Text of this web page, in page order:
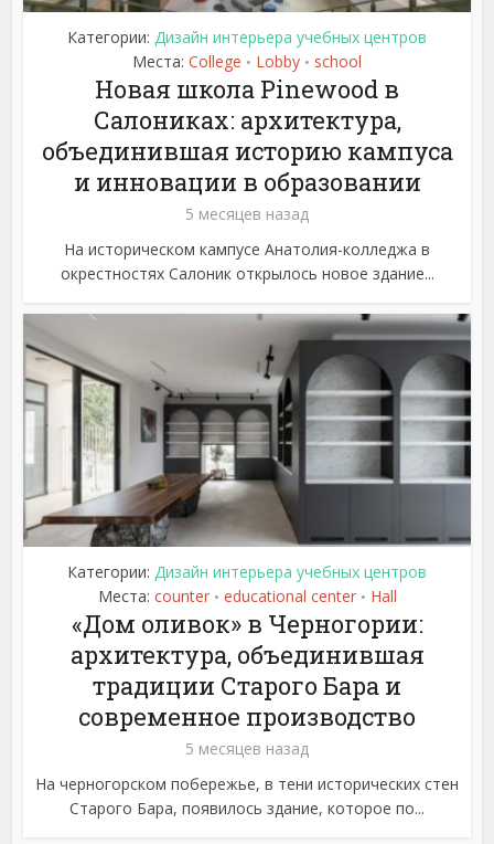
Категории: Дизайн интерьера учебных центров
Места: College • Lobby • school
Новая школа Pinewood в
Салониках: архитектура,
объединившая историю кампуса
и инновации в образовании
5 месяцев назад
На историческом кампусе Анатолия-колледжа в
окрестностях Салоник открылось новое здание...
Категории: Дизайн интерьера учебных центров
Места: counter • educational center • Hall
«Дом оливок» в Черногории:
архитектура, объединившая
традиции Старого Бара и
современное производство
5 месяцев назад
На черногорском побережье, в тени исторических стен
Старого Бара, появилось здание, которое по...